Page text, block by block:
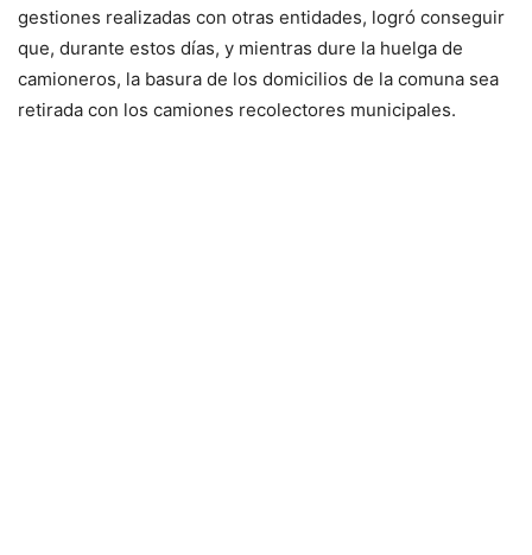
gestiones realizadas con otras entidades, logró conseguir
que, durante estos días, y mientras dure la huelga de
camioneros, la basura de los domicilios de la comuna sea
retirada con los camiones recolectores municipales.